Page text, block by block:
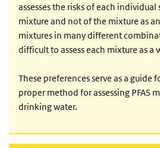
assesses the risks of each individual
mixture and not of the mixture as
mixtures in many different
difficult to assess each mixture as a
These preferences serve as a guide
proper method for assessing PFAS
drinking water.